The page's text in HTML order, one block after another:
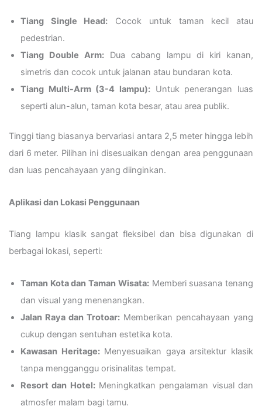
Tiang Single Head: Cocok untuk taman kecil atau
pedestrian.
Tiang Double Arm: Dua cabang lampu di kiri kanan,
simetris dan cocok untuk jalanan atau bundaran kota.
Tiang Multi-Arm (3-4 lampu): Untuk penerangan luas
seperti alun-alun, taman kota besar, atau area publik.
Tinggi tiang biasanya bervariasi antara 2,5 meter hingga lebih
dari 6 meter. Pilihan ini disesuaikan dengan area penggunaan
dan luas pencahayaan yang diinginkan.
Aplikasi dan Lokasi Penggunaan
Tiang lampu klasik sangat fleksibel dan bisa digunakan di
berbagai lokasi, seperti:
Taman Kota dan Taman Wisata:Memberi suasana tenang
dan visual yang menenangkan.
Jalan Raya dan Trotoar: Memberikan pencahayaan yang
cukup dengan sentuhan estetika kota.
Kawasan Heritage:Menyesuaikan gaya arsitektur klasik
tanpa mengganggu orisinalitas tempat.
Resort dan Hotel:Meningkatkan pengalaman visual dan
atmosfer malam bagi tamu.